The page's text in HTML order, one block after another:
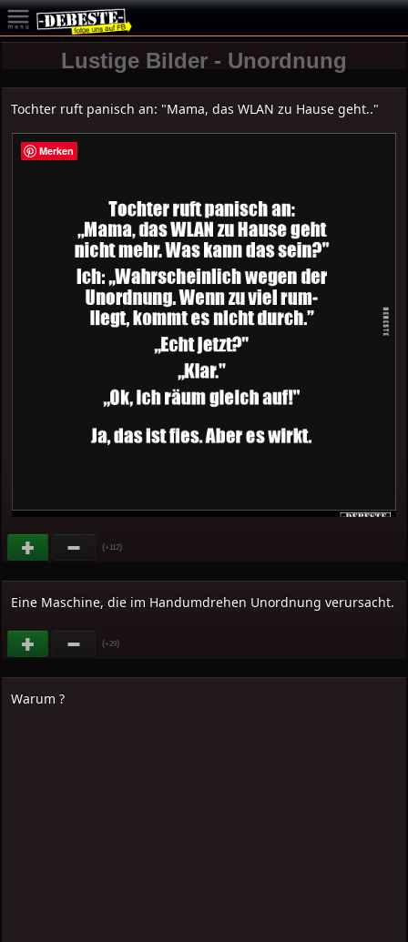
Lustige Bilder - Unordnung
Tochter ruft panisch an: "Mama, das WLAN zu Hause geht.."
(+112)
Eine Maschine, die im Handumdrehen Unordnung verursacht.
(+29)
Warum ?
Merken